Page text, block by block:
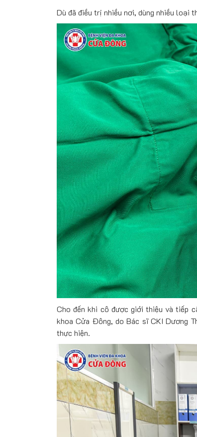
Dù đã điều trị nhiều nơi, dùng nhiều loại
Cho đến khi cô được giới thiệu và tiếp
khoa Cửa Đông, do Bác sĩ CKI Dương
thực hiện.